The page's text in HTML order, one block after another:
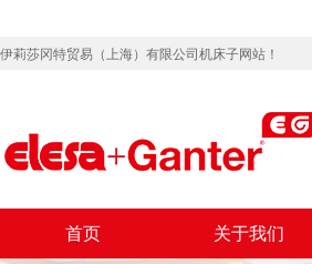
伊莉莎冈特贸易（上海）有限公司机床子网站！
首页 关于我们